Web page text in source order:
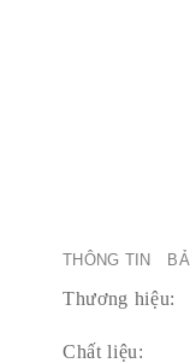
THÔNG TIN
Thương hiệu:
Chất liệu: